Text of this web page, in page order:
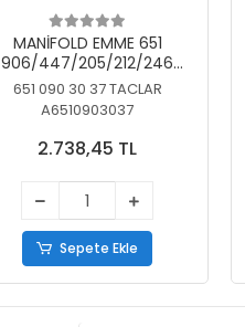
MANİFOLD EMME 651
906/447/205/212/246
KELEBEKSİZ
651 090 30 37 TACLAR
A6510903037
2.738,45 TL
Sepete Ekle